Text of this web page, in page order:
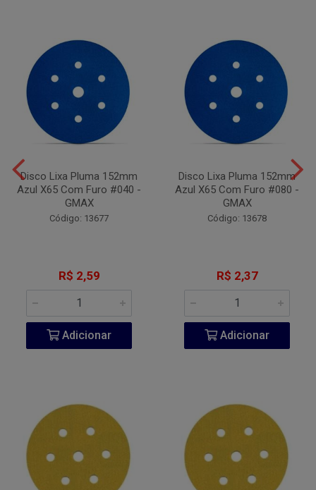
Disco Lixa Pluma 152mm
Azul X65 Com Furo #040 -
GMAX
Código: 13677
R$ 2,59
Adicionar
Disco Lixa Pluma 152mm
Azul X65 Com Furo #080 -
GMAX
Código: 13678
R$ 2,37
Adicionar